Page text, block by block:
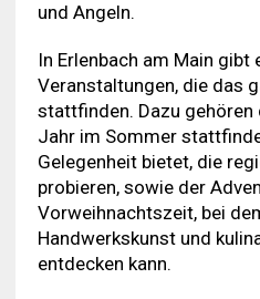
und Angeln.
In Erlenbach am Main gibt
Veranstaltungen, die das
stattfinden. Dazu
Jahr im Sommer
Gelegenheit bietet, die
probieren, sowie der
Vorweihnachtszeit, bei
Handwerkskunst und
entdecken kann.